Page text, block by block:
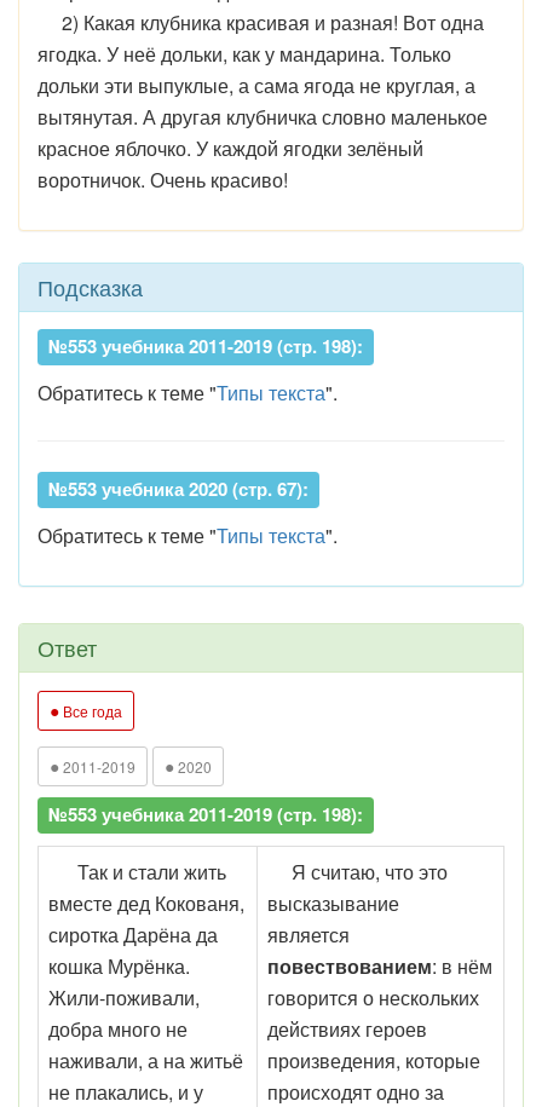
2) Какая клубника красивая и разная! Вот одна
ягодка. У неё дольки, как у мандарина. Только
дольки эти выпуклые, а сама ягода не круглая, а
вытянутая. А другая клубничка словно маленькое
красное яблочко. У каждой ягодки зелёный
воротничок. Очень красиво!
Подсказка
№553 учебника 2011-2019 (стр. 198):
Обратитесь к теме "Типы текста".
№553 учебника 2020 (стр. 67):
Обратитесь к теме "Типы текста".
Ответ
● Все года
● 2011-2019 ● 2020
№553 учебника 2011-2019 (стр. 198):
Так и стали жить
вместе дед Кокованя,
сиротка Дарёна да
кошка Мурёнка.
Жили-поживали,
добра много не
наживали, а на житьё
не плакались, и у
Я считаю, что это
высказывание
является
повествованием: в нём
говорится о нескольких
действиях героев
произведения, которые
происходят одно за